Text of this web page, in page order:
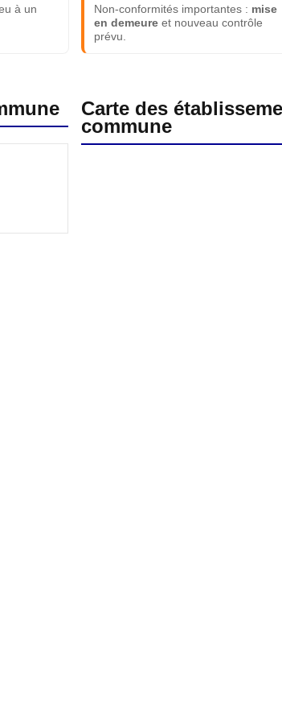
à un
Non-conformités importantes : mise
en demeureet nouveau contrôle
prévu.
Carte des
commune